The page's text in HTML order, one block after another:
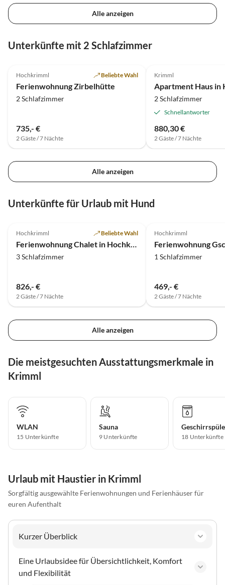
Alle anzeigen
Unterkünfte mit 2 Schlafzimmer
Hochkrimml Beliebte Wahl
Ferienwohnung Zirbelhütte
2 Schlafzimmer
735,- €
2 Gäste / 7 Nächte
Krimml
2 Schlafzimmer
Schnellantworter
880,30 €
2 Gäste / 7 Nächte
Alle anzeigen
Unterkünfte für Urlaub mit Hund
Hochkrimml Beliebte Wahl
Ferienwohnung Chalet in Hochkrimml für 8 Personen
3 Schlafzimmer
826,- €
2 Gäste / 7 Nächte
Hochkrimml
Ferienwohnung
1 Schlafzimmer
469,- €
2 Gäste / 7 Nächte
Alle anzeigen
Die meistgesuchten Ausstattungsmerkmale in
Krimml
WLAN
15 Unterkünfte
Sauna
9 Unterkünfte 18 Unterkünfte
Urlaub mit Haustier in Krimml
Sorgfältig ausgewählte Ferienwohnungen und Ferienhäuser für
euren Aufenthalt
Kurzer Überblick
Eine Urlaubsidee für Übersichtlichkeit, Komfort
und Flexibilität